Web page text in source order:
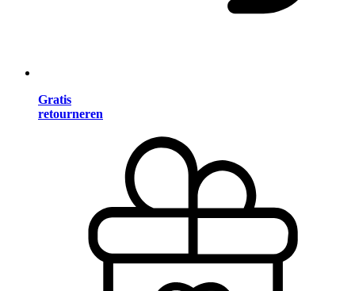
Gratis
retourneren